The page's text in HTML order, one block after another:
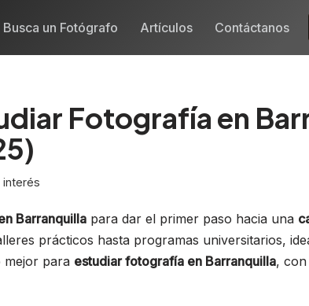
Busca un Fotógrafo Artículos Contáctanos
Fotografía en
interés
Barranquilla para dar el primer paso hacia una
prácticos hasta programas universitarios,
mejor para estudiar fotografía en Barranquilla, con